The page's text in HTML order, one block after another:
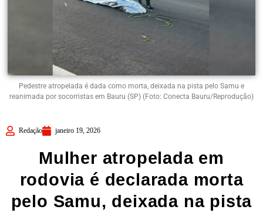
Pedestre atropelada é dada como morta, deixada na pista pelo Samu e
reanimada por socorristas em Bauru (SP) (Foto: Conecta Bauru/Reprodução)
Redação janeiro 19, 2026
Mulher atropelada em
rodovia é declarada morta
pelo Samu, deixada na pista